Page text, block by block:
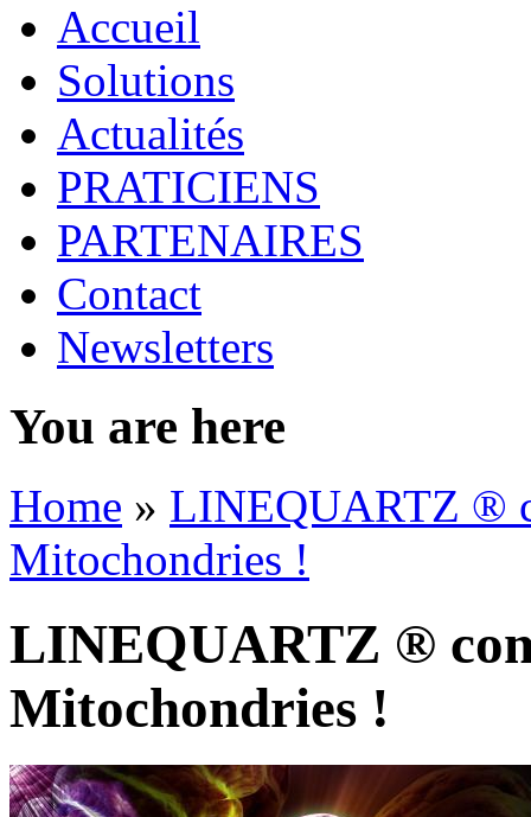
Accueil
Solutions
Actualités
PRATICIENS
PARTENAIRES
Contact
Newsletters
You are here
Home » LINEQUARTZ ®
Mitochondries !
LINEQUARTZ ®
Mitochondries !